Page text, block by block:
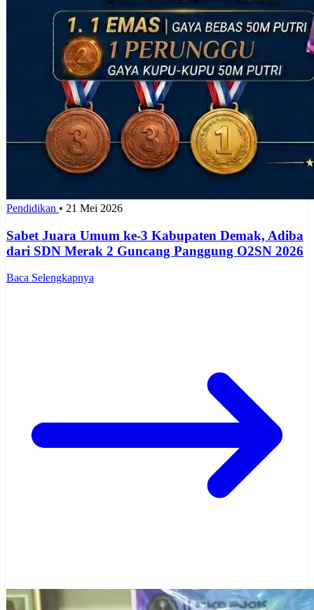
Pendidikan • 21 Mei 2026
Sabet Juara Umum ke-3 Kabupaten Demak, Adiba
dari SDN Merak 2 Guncang Panggung O2SN 2026
Baca Selengkapnya